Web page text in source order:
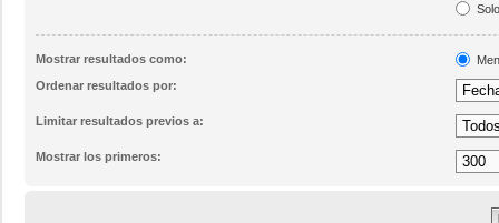
Mostrar resultados como:
Ordenar resultados por:
Limitar resultados previos a:
Mostrar los primeros: